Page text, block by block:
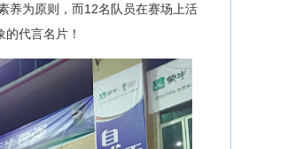
养为原则，而12名队员在赛场上活
代言名片！